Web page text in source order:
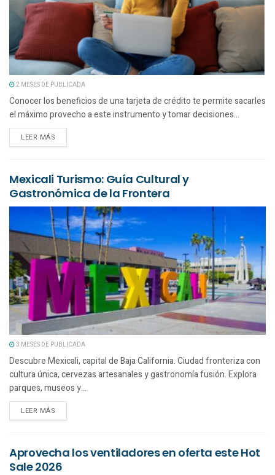
2 MESES DE PUBLICADA
Conocer los beneficios de una tarjeta de crédito te permite sacarles
el máximo provecho a este instrumento y tomar decisiones...
LEER MÁS
Mexicali Turismo: Guía Cultural y
Gastronómica de la Frontera
3 MESES DE PUBLICADA
Descubre Mexicali, capital de Baja California. Ciudad fronteriza con
cultura única, cervezas artesanales y gastronomía fusión. Explora
parques, museos y...
LEER MÁS
Aprovecha los ventiladores en oferta este Hot
Sale 2026